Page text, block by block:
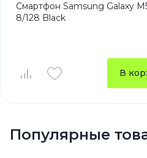
Смартфон Samsung Galaxy
8/128 Black
В
Популярные